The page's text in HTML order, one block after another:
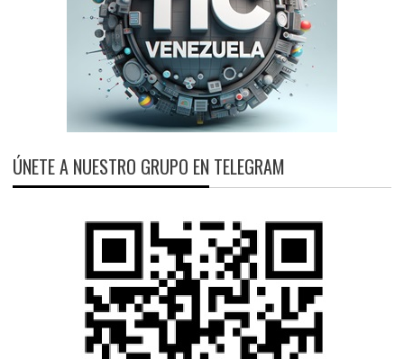
ÚNETE A NUESTRO GRUPO EN TELEGRAM